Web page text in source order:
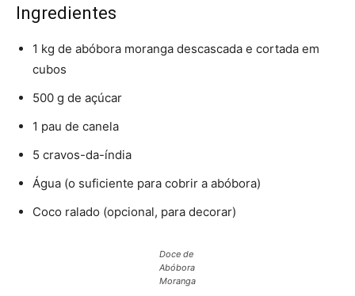
Ingredientes
1 kg de abóbora moranga descascada e cortada em
cubos
500 g de açúcar
1 pau de canela
5 cravos-da-índia
Água (o suficiente para cobrir a abóbora)
Coco ralado (opcional, para decorar)
Doce de
Abóbora
Moranga